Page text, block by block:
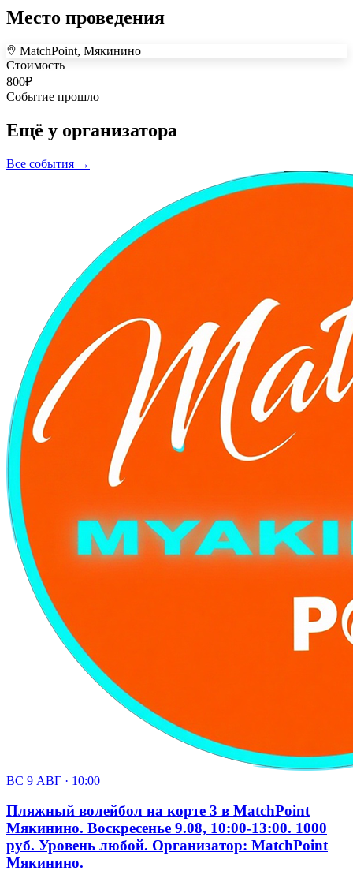
Место проведения
+
–
MatchPoint, Мякинино
Стоимость
800₽
Событие прошло
Ещё у организатора
Все события →
ВС 9 АВГ · 10:00
Пляжный волейбол на корте 3 в MatchPoint
Мякинино. Воскресенье 9.08, 10:00-13:00. 1000
руб. Уровень любой. Организатор: MatchPoint
Мякинино.